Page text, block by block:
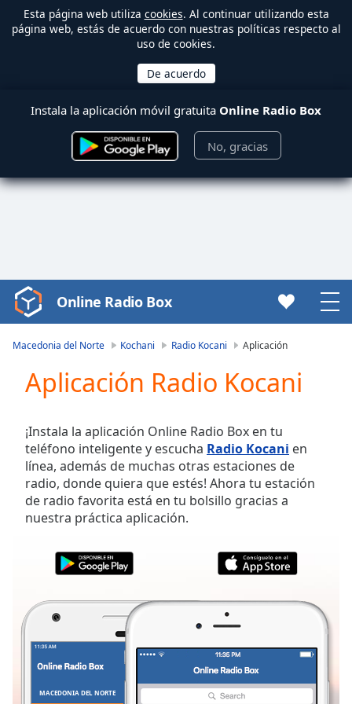
Esta página web utiliza cookies. Al continuar utilizando esta
página web, estás de acuerdo con nuestras políticas respecto al
uso de cookies.
Instala la aplicación móvil gratuita Online Radio Box
No, gracias
Video
Player
Play
Video
Skip
Backward
Skip
Forward
Mute
Current
Time0:00
Duration-:-
Stream
Type
LIVE
Seek to
currently
LIVE
Online Radio Box
Macedonia del Norte Kochani Radio Kocani Aplicación
Aplicación Radio Kocani
¡Instala la aplicación Online Radio Box en tu
teléfono inteligente y escucha Radio Kocani en
línea, además de muchas otras estaciones de
radio, donde quiera que estés! Ahora tu estación
de radio favorita está en tu bolsillo gracias a
nuestra práctica aplicación.
MACEDONIA DEL NORTE